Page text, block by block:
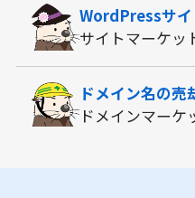
WordPressサ
サイトマーケッ
ドメイン名の売
ドメインマーケ